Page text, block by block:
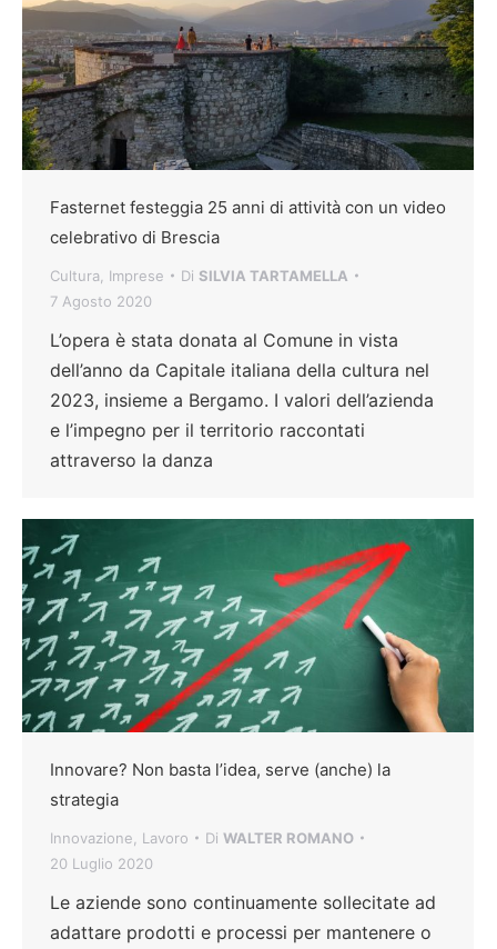
Fasternet festeggia 25 anni di attività con un video
celebrativo di Brescia
Cultura Imprese Di SILVIA TARTAMELLA
7 Agosto 2020
L’opera è stata donata al Comune in vista
dell’anno da Capitale italiana della cultura nel
2023, insieme a Bergamo. I valori dell’azienda
e l’impegno per il territorio raccontati
attraverso la danza
Innovare? Non basta l’idea, serve (anche) la
strategia
Innovazione Lavoro Di WALTER ROMANO
20 Luglio 2020
Le aziende sono continuamente sollecitate ad
adattare prodotti e processi per mantenere o